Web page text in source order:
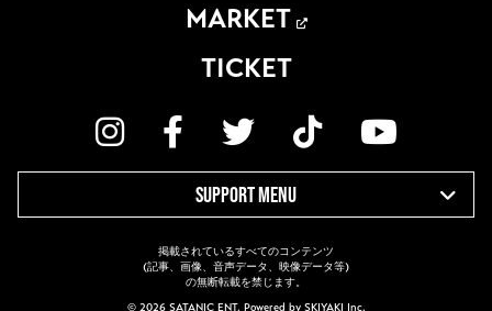
MARKET
TICKET
SUPPORT MENU
掲載されているすべてのコンテンツ
(記事、画像、音声データ、映像データ等)
の無断転載を禁じます。
© 2026 SATANIC ENT. Powered by SKIYAKI Inc.